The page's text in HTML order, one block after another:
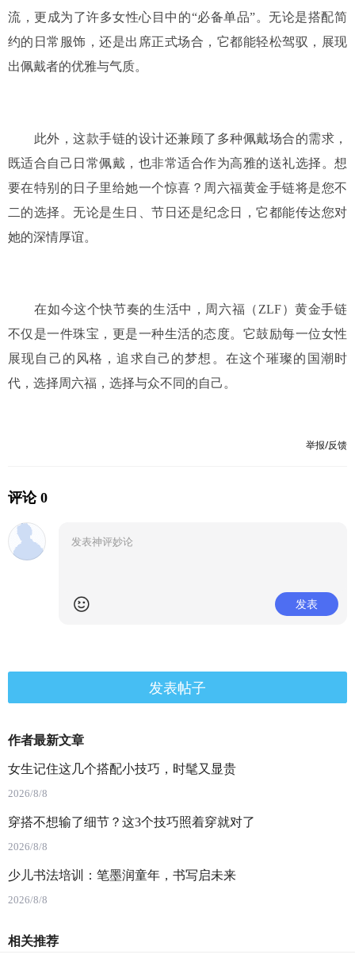
流，更成为了许多女性心目中的“必备单品”。无论是搭配简
约的日常服饰，还是出席正式场合，它都能轻松驾驭，展现
出佩戴者的优雅与气质。
此外，这款手链的设计还兼顾了多种佩戴场合的需求，
既适合自己日常佩戴，也非常适合作为高雅的送礼选择。想
要在特别的日子里给她一个惊喜？周六福黄金手链将是您不
二的选择。无论是生日、节日还是纪念日，它都能传达您对
她的深情厚谊。
在如今这个快节奏的生活中，周六福（ZLF）黄金手链
不仅是一件珠宝，更是一种生活的态度。它鼓励每一位女性
展现自己的风格，追求自己的梦想。在这个璀璨的国潮时
代，选择周六福，选择与众不同的自己。
举报/反馈
评论 0
发表
发表帖子
作者最新文章
女生记住这几个搭配小技巧，时髦又显贵
2026/8/8
穿搭不想输了细节？这3个技巧照着穿就对了
2026/8/8
少儿书法培训：笔墨润童年，书写启未来
2026/8/8
相关推荐